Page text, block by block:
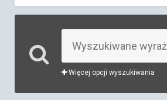
Więcej opcji wyszukiwania